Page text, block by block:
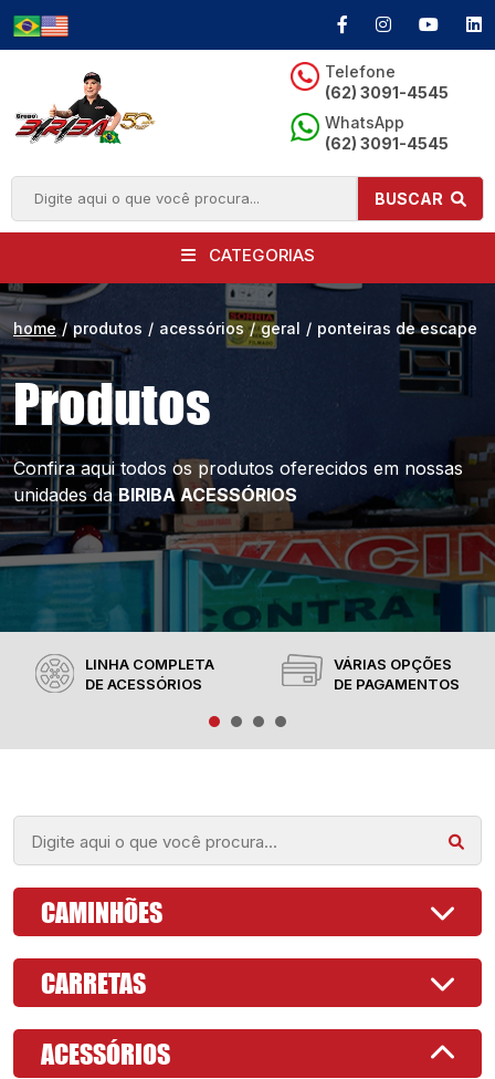
Telefone
(62) 3091-4545
WhatsApp
(62) 3091-4545
BUSCAR
CATEGORIAS
home / produtos / acessórios / geral / ponteiras de escape
Produtos
Confira aqui todos os produtos oferecidos em nossas
unidades da BIRIBA ACESSÓRIOS
LINHA COMPLETA
DE ACESSÓRIOS
VÁRIAS OPÇÕES
DE PAGAMENTOS
CAMINHÕES
CARRETAS
ACESSÓRIOS